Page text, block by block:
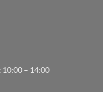
10:00 – 14:00